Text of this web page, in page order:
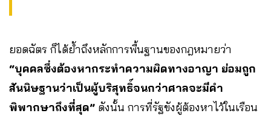
ยอดฉัตร ก็ได้ย้ำถึงหลักการพื้นฐานของกฎหมายว่า
“บุคคลซึ่งต้องหากระทำความผิดทางอาญา ย่อมถูก
สันนิษฐานว่าเป็นผู้บริสุทธิ์จนกว่าศาลจะมีคำ
พิพากษาถึงที่สุด” ดังนั้น การที่รัฐขังผู้ต้องหาไว้ในเรือน